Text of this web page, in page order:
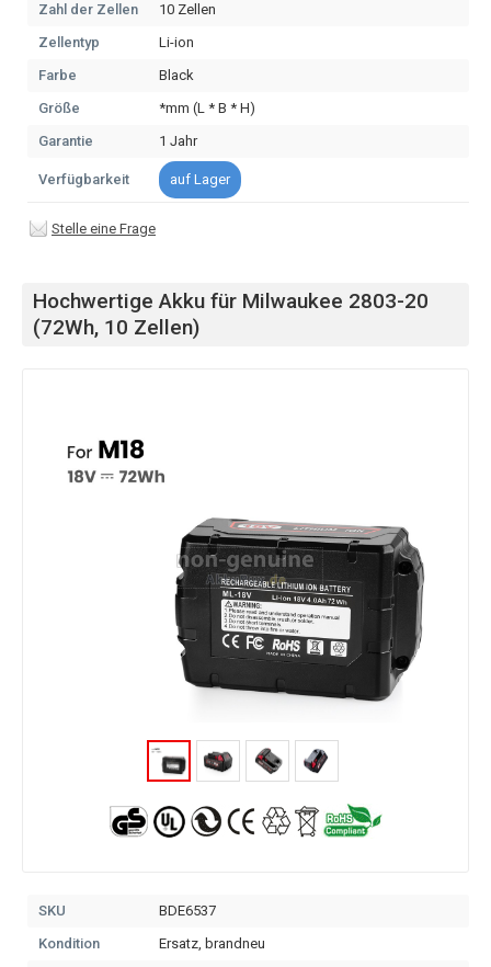
Zahl der Zellen
10 Zellen
Zellentyp
Li-ion
Farbe
Black
Größe
*mm (L * B * H)
Garantie
1 Jahr
Verfügbarkeit auf Lager
Stelle eine Frage
Hochwertige Akku für Milwaukee 2803-20
(72Wh, 10 Zellen)
SKU
BDE6537
Kondition
Ersatz, brandneu